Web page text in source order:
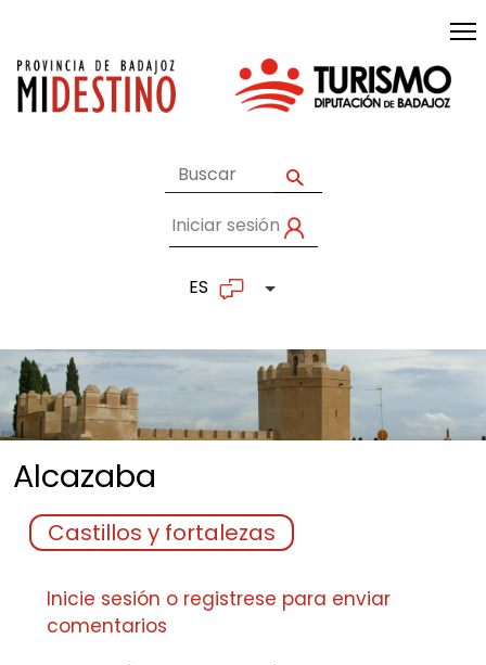
User account
Iniciar sesión
ES Lista adicional de
Alcazaba
Castillos y fortalezas
Inicie sesión o registrese para enviar
comentarios